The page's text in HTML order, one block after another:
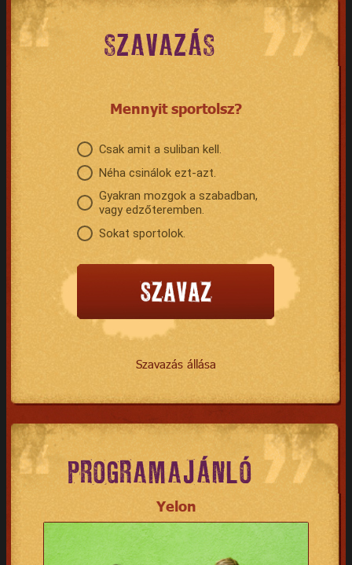
SZAVAZÁS
Mennyit sportolsz?
Csak amit a suliban kell.
Néha csinálok ezt-azt.
Gyakran mozgok a szabadban,
vagy edzőteremben.
Sokat sportolok.
Szavazás állása
PROGRAMAJÁNLÓ
Yelon